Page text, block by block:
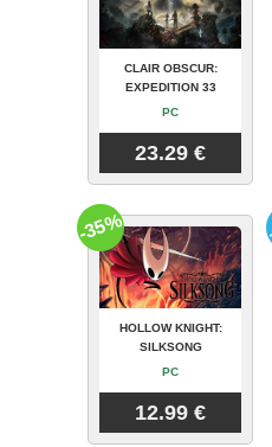
CLAIR OBSCUR:
EXPEDITION 33
PC
23.29 €
HOLLOW KNIGHT:
SILKSONG
PC
12.99 €
-35%